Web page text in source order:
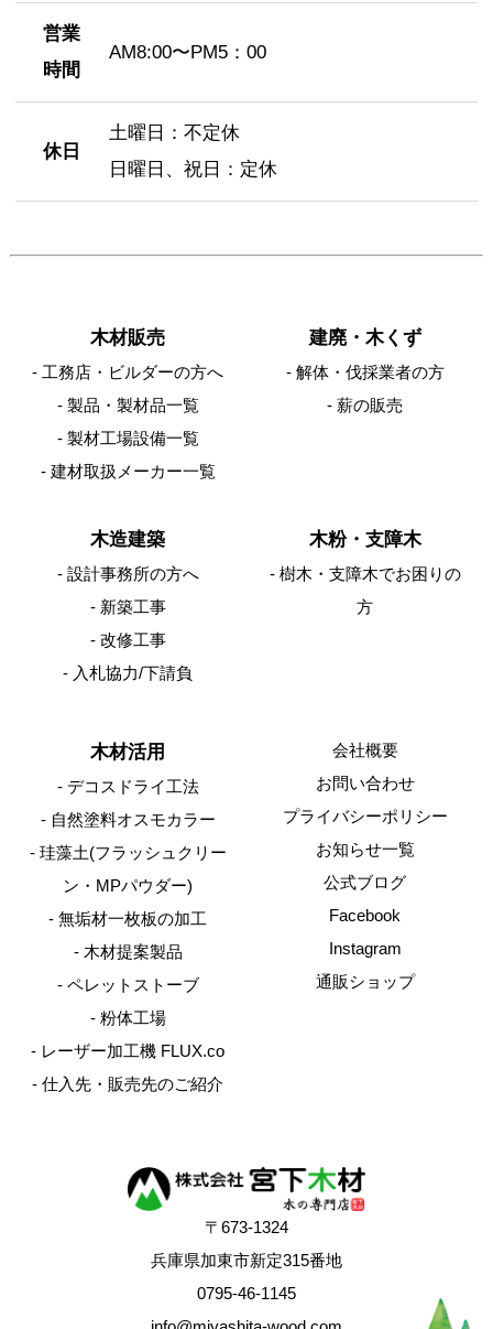
Mail
営業
時間
AM8:00〜PM5：00
休日
土曜日：不定休
日曜日、祝日：定休
木材販売
工務店・ビルダーの方へ
製品・製材品一覧
製材工場設備一覧
建材取扱メーカー一覧
木造建築
設計事務所の方へ
新築工事
改修工事
入札協力/下請負
建廃・木くず
解体・伐採業者の方
薪の販売
木粉・支障木
樹木・支障木でお困りの
方
木材活用
デコスドライ工法
自然塗料オスモカラー
珪藻土(フラッシュクリー
ン・MPパウダー)
無垢材一枚板の加工
木材提案製品
ペレットストーブ
粉体工場
レーザー加工機 FLUX.co
仕入先・販売先のご紹介
会社概要
お問い合わせ
プライバシーポリシー
お知らせ一覧
公式ブログ
Facebook
Instagram
通販ショップ
〒673-1324
兵庫県加東市新定315番地
0795-46-1145